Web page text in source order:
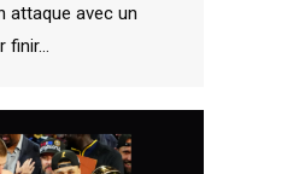
attaque avec un
finir…